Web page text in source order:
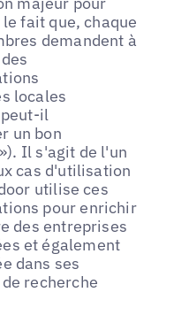
fait que, chaque
demandent à
locales
peut-il
un bon
Il s'agit de l'un
cas d'utilisation
utilise ces
pour enrichir
des entreprises
et également
dans ses
recherche